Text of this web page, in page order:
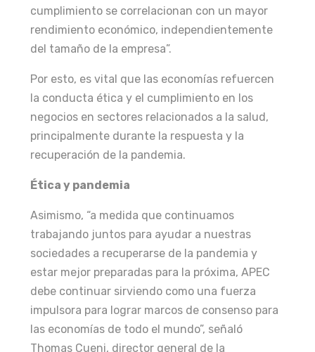
cumplimiento se correlacionan con un mayor
rendimiento económico, independientemente
del tamaño de la empresa”.
Por esto, es vital que las economías refuercen
la conducta ética y el cumplimiento en los
negocios en sectores relacionados a la salud,
principalmente durante la respuesta y la
recuperación de la pandemia.
Ética y pandemia
Asimismo, “a medida que continuamos
trabajando juntos para ayudar a nuestras
sociedades a recuperarse de la pandemia y
estar mejor preparadas para la próxima, APEC
debe continuar sirviendo como una fuerza
impulsora para lograr marcos de consenso para
las economías de todo el mundo”, señaló
Thomas Cueni, director general de la